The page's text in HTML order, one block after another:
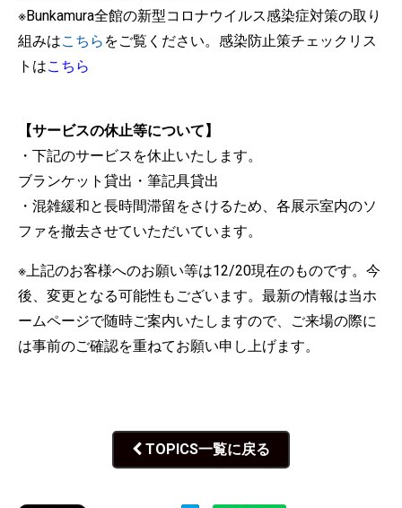
※Bunkamura全館の新型コロナウイルス感染症対策の取り
組みはこちら をご覧ください。感染防止策チェックリス
トはこちら
【サービスの休止等について】
・下記のサービスを休止いたします。
ブランケット貸出・筆記具貸出
・混雑緩和と長時間滞留をさけるため、各展示室内のソ
ファを撤去させていただいています。
※上記のお客様へのお願い等は12/20現在のものです。今
後、変更となる可能性もございます。最新の情報は当ホ
ームページで随時ご案内いたしますので、ご来場の際に
は事前のご確認を重ねてお願い申し上げます。
TOPICS一覧に戻る